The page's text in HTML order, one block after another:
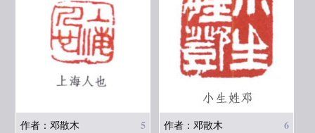
5
作者：邓散木
6
作者：邓散木